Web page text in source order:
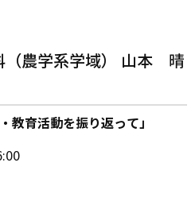
（農学系学域） 山本 晴
教育活動を振り返って」